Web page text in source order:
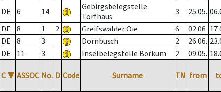
DE
6 14
Gebirgsbelegstelle
Torfhaus
3 25.05.
DE
8 1 2 Greifswalder Oie 6 02.06.
DE
8 3 Dornbusch 2 26.06.
DE
11 3 Inselbelegstelle Borkum 2 09.05.
C ▼ ASSOC No. D Code Surname TM from